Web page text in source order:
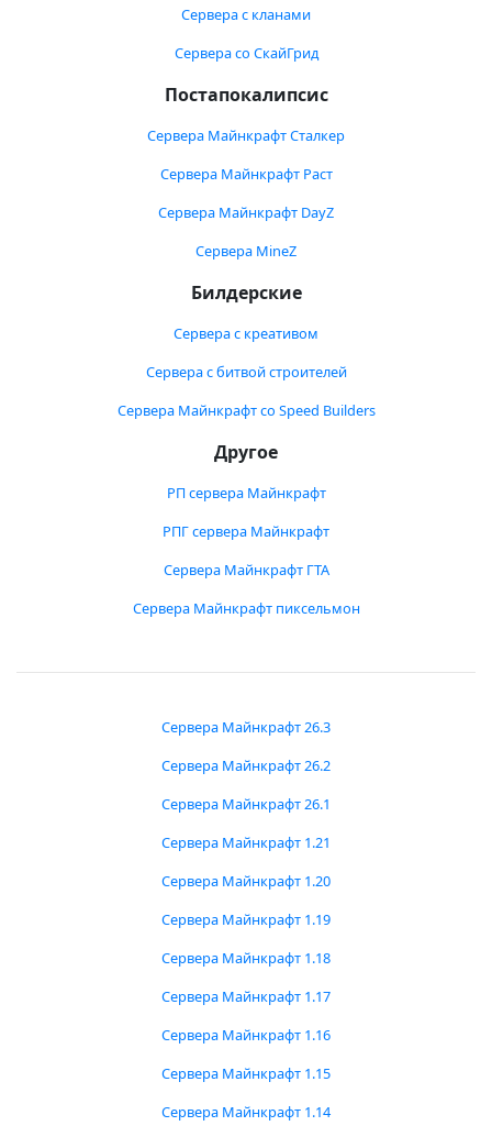
Сервера с кланами
Сервера со СкайГрид
Постапокалипсис
Сервера Майнкрафт Сталкер
Сервера Майнкрафт Раст
Сервера Майнкрафт DayZ
Сервера MineZ
Билдерские
Сервера с креативом
Сервера с битвой строителей
Сервера Майнкрафт со Speed Builders
Другое
РП сервера Майнкрафт
РПГ сервера Майнкрафт
Сервера Майнкрафт ГТА
Сервера Майнкрафт пиксельмон
Сервера Майнкрафт 26.3
Сервера Майнкрафт 26.2
Сервера Майнкрафт 26.1
Сервера Майнкрафт 1.21
Сервера Майнкрафт 1.20
Сервера Майнкрафт 1.19
Сервера Майнкрафт 1.18
Сервера Майнкрафт 1.17
Сервера Майнкрафт 1.16
Сервера Майнкрафт 1.15
Сервера Майнкрафт 1.14